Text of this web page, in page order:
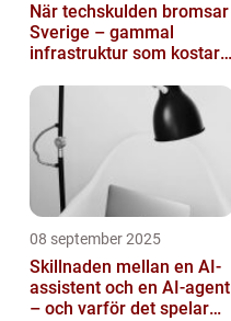
När techskulden bromsar
Sverige – gammal
infrastruktur som kostar
08 september 2025
Skillnaden mellan en AI-
assistent och en AI-agent
– och varför det spelar